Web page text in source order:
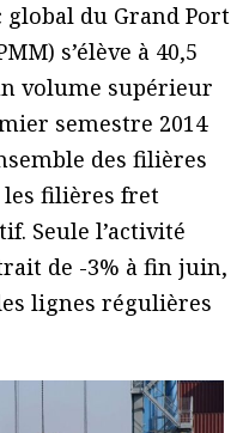
du Grand Port
s’élève à 40,5
volume supérieur
semestre 2014
des filières
les filières fret
Seule l’activité
de -3% à fin juin,
lignes régulières